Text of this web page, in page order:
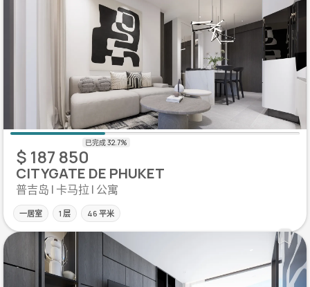
$ 187 850
CITYGATE DE PHUKET
普吉岛 | 卡马拉 | 公寓
一居室 1 层 46 平米